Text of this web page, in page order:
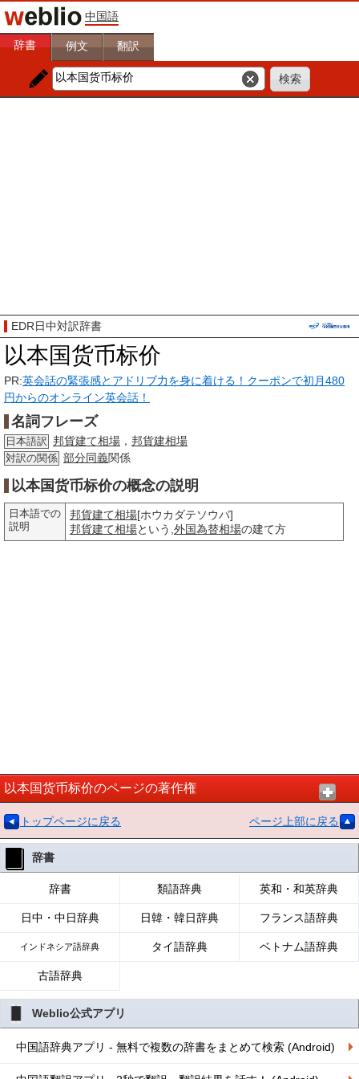
中国語
辞書 例文 翻訳
EDR日中対訳辞書
以本国货币标价
PR:英会話の緊張感とアドリブ力を身に着ける！クーポンで初月480
円からのオンライン英会話！
名詞フレーズ
日本語訳 邦貨建て相場 ， 邦貨建相場
対訳の関係 部分同義関係
以本国货币标价の概念の説明
日本語での
説明
邦貨建て相場[ホウカダテソウバ]
邦貨建て相場という, 外国為替相場の建て方
以本国货币标价のページの著作権
トップページに戻る ページ上部に戻る
辞書
辞書 類語辞典 英和・和英辞典
日中・中日辞典 日韓・韓日辞典 フランス語辞典
インドネシア語辞典 タイ語辞典 ベトナム語辞典
古語辞典
Weblio公式アプリ
中国語辞典アプリ - 無料で複数の辞書をまとめて検索 (Android)